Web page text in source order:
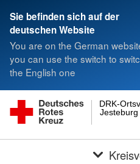
Sie befinden sich auf der
deutschen Website
You are on the German
you can use the switch to
the English one
Jesteburg
DRK-